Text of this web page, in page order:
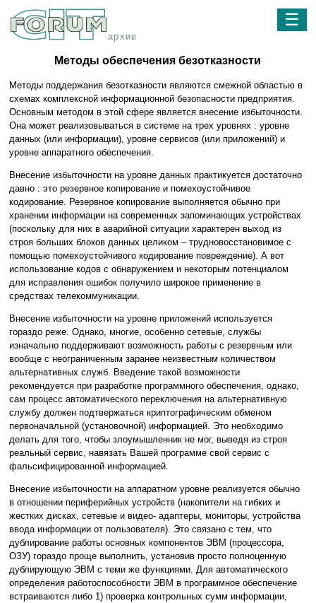
архив
☰
Методы обеспечения безотказности
Методы поддержания безотказности являются смежной областью в
схемах комплексной информационной безопасности предприятия.
Основным методом в этой сфере является внесение избыточности.
Она может реализовываться в системе на трех уровнях : уровне
данных (или информации), уровне сервисов (или приложений) и
уровне аппаратного обеспечения.
Внесение избыточности на уровне данных практикуется достаточно
давно : это резервное копирование и помехоустойчивое
кодирование. Резервное копирование выполняется обычно при
хранении информации на современных запоминающих устройствах
(поскольку для них в аварийной ситуации характерен выход из
строя больших блоков данных целиком – трудновосстановимое с
помощью помехоустойчивого кодирование повреждение). А вот
использование кодов с обнаружением и некоторым потенциалом
для исправления ошибок получило широкое применение в
средствах телекоммуникации.
Внесение избыточности на уровне приложений используется
гораздо реже. Однако, многие, особенно сетевые, службы
изначально поддерживают возможность работы с резервным или
вообще с неограниченным заранее неизвестным количеством
альтернативных служб. Введение такой возможности
рекомендуется при разработке программного обеспечения, однако,
сам процесс автоматического переключения на альтернативную
службу должен подтвержаться криптографическим обменом
первоначальной (установочной) информацией. Это необходимо
делать для того, чтобы злоумышленник не мог, выведя из строя
реальный сервис, навязать Вашей программе свой сервис с
фальсифицированной информацией.
Внесение избыточности на аппаратном уровне реализуется обычно
в отношении периферийных устройств (накопители на гибких и
жестких дисках, сетевые и видео- адаптеры, мониторы, устройства
ввода информации от пользователя). Это связано с тем, что
дублирование работы основных компонентов ЭВМ (процессора,
ОЗУ) гораздо проще выполнить, установив просто полноценную
дублирующую ЭВМ с теми же функциями. Для автоматического
определения работоспособности ЭВМ в программное обеспечение
встраиваются либо 1) проверка контрольных сумм информации,